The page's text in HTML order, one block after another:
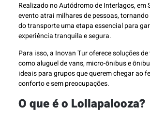
Realizado no Autódromo de Interlagos, em
evento atrai milhares de pessoas,
do transporte uma etapa essencial para
experiência tranquila e segura.
Para isso, a Inovan Tur oferece soluções
como aluguel de vans, micro-ônibus e
ideais para grupos que querem chegar ao
conforto e sem preocupações.
O que é o Lollapalooza?